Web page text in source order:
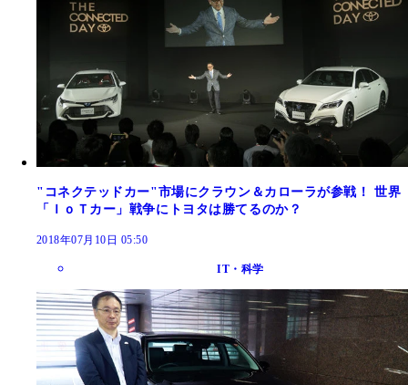
"コネクテッドカー"市場にクラウン＆カローラが参戦！ 世界
「ＩｏＴカー」戦争にトヨタは勝てるのか？
2018年07月10日 05:50
IT・科学